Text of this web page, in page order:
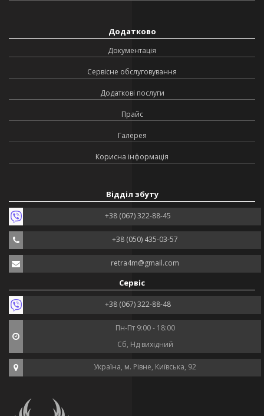
Додатково
Документація
Сервісне обслуговування
Додаткові послуги
Прайс
Галерея
Корисна інформація
Відділ збуту
+38 (067) 322-88-45
+38 (050) 435-03-57
retra4m@gmail.com
Сервіс
+38 (067) 322-88-48
Пн-Пт 9:00 - 18:00
Сб, Нд вихідний
Україна, м. Рівне, Київська, 92